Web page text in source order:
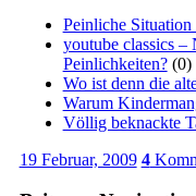
Peinliche Situation
youtube classics –
Peinlichkeiten?(0)
Wo ist denn die
Warum
Völlig beknackte
19 Februar, 2009 4